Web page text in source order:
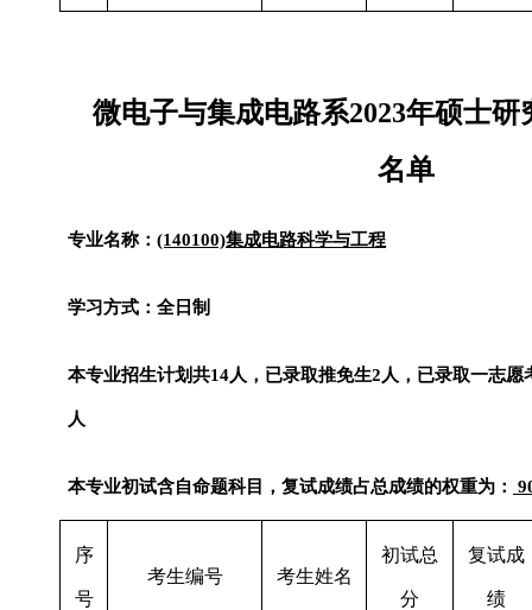
微电子与集成电路系2023年硕士研
名单
专业名称： (140100)集成电路科学与工程
学习方式：全日制
本专业招生计划共14人，已录取推免生2 人，已录取一志愿
人
本专业初试含自命题科目，复试成绩占总成绩的权重为：
序
号
考生编号 考生姓名
初试总
分
复试成
绩